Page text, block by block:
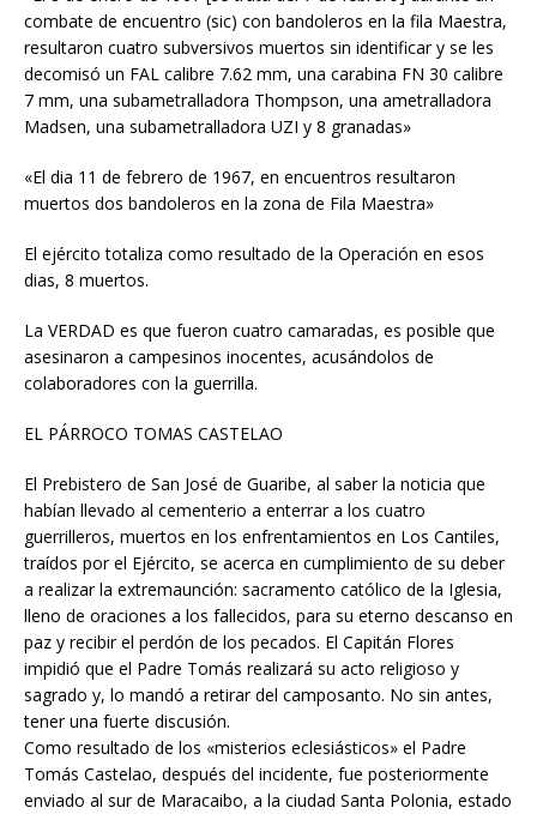
combate de encuentro (sic) con bandoleros en la fila Maestra,
resultaron cuatro subversivos muertos sin identificar y se les
decomisó un FAL calibre 7.62 mm, una carabina FN 30 calibre
7 mm, una subametralladora Thompson, una ametralladora
Madsen, una subametralladora UZI y 8 granadas»
«El dia 11 de febrero de 1967, en encuentros resultaron
muertos dos bandoleros en la zona de Fila Maestra»
El ejército totaliza como resultado de la Operación en esos
dias, 8 muertos.
La VERDAD es que fueron cuatro camaradas, es posible que
asesinaron a campesinos inocentes, acusándolos de
colaboradores con la guerrilla.
EL PÁRROCO TOMAS CASTELAO
El Prebistero de San José de Guaribe, al saber la noticia que
habían llevado al cementerio a enterrar a los cuatro
guerrilleros, muertos en los enfrentamientos en Los Cantiles,
traídos por el Ejército, se acerca en cumplimiento de su deber
a realizar la extremaunción: sacramento católico de la Iglesia,
lleno de oraciones a los fallecidos, para su eterno descanso en
paz y recibir el perdón de los pecados. El Capitán Flores
impidió que el Padre Tomás realizará su acto religioso y
sagrado y, lo mandó a retirar del camposanto. No sin antes,
tener una fuerte discusión.
Como resultado de los «misterios eclesiásticos» el Padre
Tomás Castelao, después del incidente, fue posteriormente
enviado al sur de Maracaibo, a la ciudad Santa Polonia, estado